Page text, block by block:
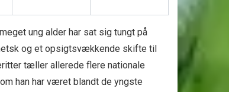
ung alder har sat sig tungt på
og et opsigtsvækkende skifte til
tæller allerede flere nationale
han har været blandt de yngste